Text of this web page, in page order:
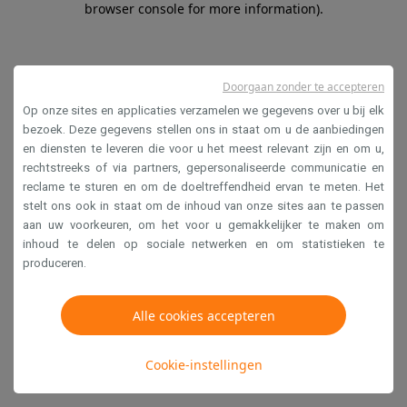
browser console for more information).
Op onze sites en applicaties verzamelen we gegevens over u bij elk
bezoek. Deze gegevens stellen ons in staat om u de aanbiedingen
en diensten te leveren die voor u het meest relevant zijn en om u,
rechtstreeks of via partners, gepersonaliseerde communicatie en
reclame te sturen en om de doeltreffendheid ervan te meten. Het
stelt ons ook in staat om de inhoud van onze sites aan te passen
aan uw voorkeuren, om het voor u gemakkelijker te maken om
inhoud te delen op sociale netwerken en om statistieken te
produceren.
Alle cookies accepteren
Cookie-instellingen
Doorgaan zonder te accepteren